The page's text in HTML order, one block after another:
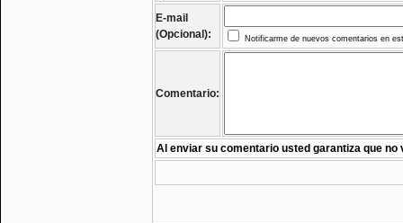
E-mail
(Opcional):
Notificarme de nuevos comentarios en
Comentario:
Al enviar su comentario usted garantiza que no